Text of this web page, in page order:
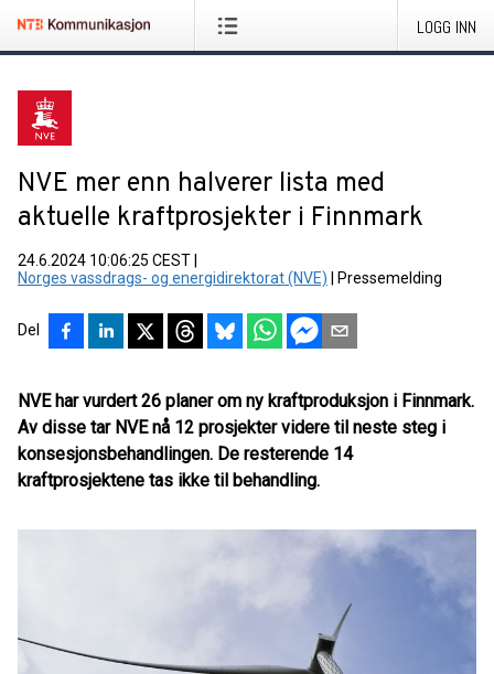
LOGG INN
NVE mer enn halverer lista med
aktuelle kraftprosjekter i Finnmark
24.6.2024 10:06:25 CEST
Norges vassdrags- og energidirektorat (NVE)
Pressemelding
Del
NVE har vurdert 26 planer om ny kraftproduksjon i Finnmark.
Av disse tar NVE nå 12 prosjekter videre til neste steg i
konsesjonsbehandlingen. De resterende 14
kraftprosjektene tas ikke til behandling.